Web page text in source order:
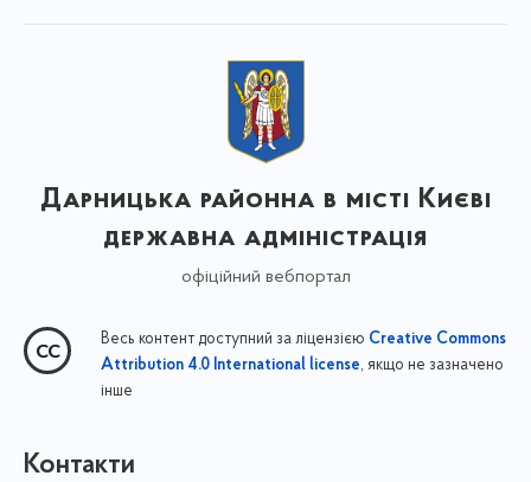
Дарницька районна в місті Києві
державна адміністрація
офіційний вебпортал
Весь контент доступний за ліцензією Creative Commons
Attribution 4.0 International license, якщо не зазначено
інше
Контакти